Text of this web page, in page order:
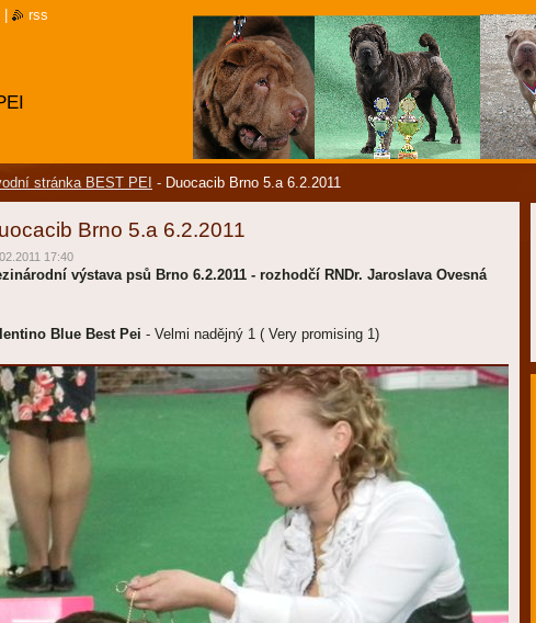
stránka BEST PEI - Duocacib Brno 5.a 6.2.2011
Brno 5.a 6.2.2011
17:40
výstava psů Brno 6.2.2011 - rozhodčí RNDr. Jaroslava Ovesná
Blue Best Pei - Velmi nadějný 1 ( Very promising 1)
rss